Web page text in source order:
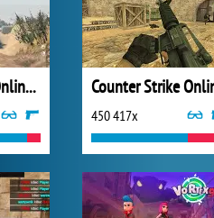
Warfare 1942 Online Shooter Counter Strike
450 417x